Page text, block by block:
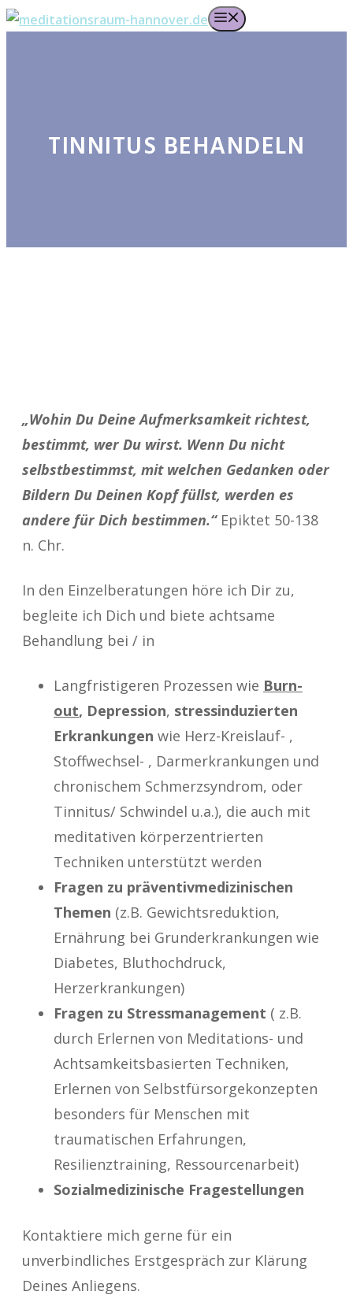
Zum
Menü
TINNITUS BEHANDELN
„Wohin Du Deine Aufmerksamkeit richtest,
bestimmt, wer Du wirst. Wenn Du nicht
selbstbestimmst, mit welchen Gedanken oder
Bildern Du Deinen Kopf füllst, werden es
andere für Dich bestimmen.“Epiktet 50-138
n. Chr.
In den Einzelberatungen höre ich Dir zu,
begleite ich Dich und biete achtsame
Behandlung bei / in
Langfristigeren Prozessen wie Burn-
out, Depression, stressinduzierten
Erkrankungen wie Herz-Kreislauf- ,
Stoffwechsel- , Darmerkrankungen und
chronischem Schmerzsyndrom, oder
Tinnitus/ Schwindel u.a.), die auch mit
meditativen körperzentrierten
Techniken unterstützt werden
Fragen zu präventivmedizinischen
Themen (z.B. Gewichtsreduktion,
Ernährung bei Grunderkrankungen wie
Diabetes, Bluthochdruck,
Herzerkrankungen)
Fragen zu Stressmanagement ( z.B.
durch Erlernen von Meditations- und
Achtsamkeitsbasierten Techniken,
Erlernen von Selbstfürsorgekonzepten
besonders für Menschen mit
traumatischen Erfahrungen,
Resilienztraining, Ressourcenarbeit)
Sozialmedizinische Fragestellungen
Kontaktiere mich gerne für ein
unverbindliches Erstgespräch zur Klärung
Deines Anliegens.